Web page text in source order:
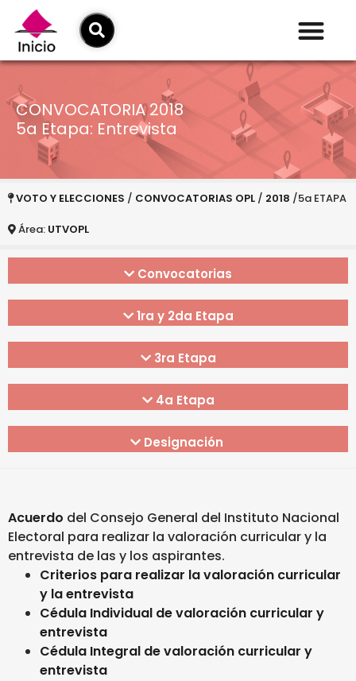
CONVOCATORIA 2018
5a Etapa: Entrevista
VOTO Y ELECCIONES / CONVOCATORIAS OPL / 2018 /5a ETAPA
Área: UTVOPL
Convocatorias
1ra y 2da Etapa
3ra Etapa
4a Etapa
Designación
Acuerdo del Consejo General del Instituto Nacional
Electoral para realizar la valoración curricular y la
entrevista de las y los aspirantes.
Criterios para realizar la valoración curricular
y la entrevista
Cédula Individual de valoración curricular y
entrevista
Cédula Integral de valoración curricular y
entrevista